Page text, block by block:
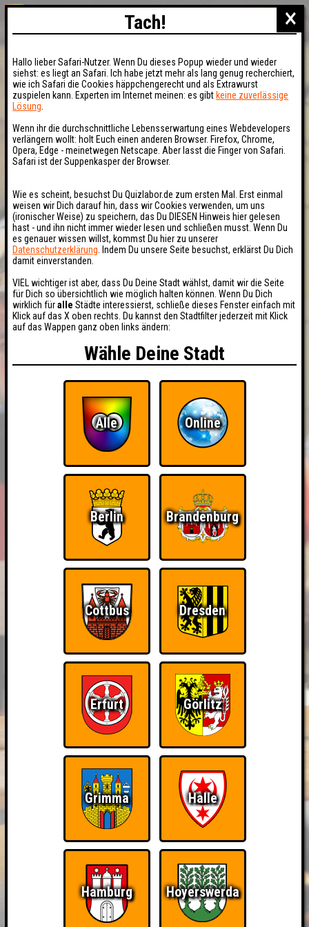
×
Tach!
Hallo lieber Safari-Nutzer. Wenn Du dieses Popup wieder und wieder
siehst: es liegt an Safari. Ich habe jetzt mehr als lang genug recherchiert,
wie ich Safari die Cookies häppchengerecht und als Extrawurst
zuspielen kann. Experten im Internet meinen: es gibt keine zuverlässige
Lösung
Wenn ihr die durchschnittliche Lebensserwartung eines Webdevelopers
verlängern wollt: holt Euch einen anderen Browser. Firefox, Chrome,
Opera, Edge - meinetwegen Netscape. Aber lasst die Finger von Safari.
Safari ist der Suppenkasper der Browser.
Wie es scheint, besuchst Du Quizlabor.de zum ersten Mal. Erst einmal
weisen wir Dich darauf hin, dass wir Cookies verwenden, um uns
(ironischer Weise) zu speichern, das Du DIESEN Hinweis hier gelesen
hast - und ihn nicht immer wieder lesen und schließen musst. Wenn Du
es genauer wissen willst, kommst Du hier zu unserer
Datenschutzerklärung . Indem Du unsere Seite besuchst, erklärst Du Dich
damit einverstanden.
VIEL wichtiger ist aber, dass Du Deine Stadt wählst, damit wir die Seite
für Dich so übersichtlich wie möglich halten können. Wenn Du Dich
wirklich füralle Städte interessierst, schließe dieses Fenster einfach mit
Klick auf das X oben rechts. Du kannst den Stadtfilter jederzeit mit Klick
auf das Wappen ganz oben links ändern:
Wähle Deine Stadt
Alle Online
Berlin Brandenburg
Cottbus Dresden
Erfurt Görlitz
Grimma Halle
Hamburg Hoyerswerda